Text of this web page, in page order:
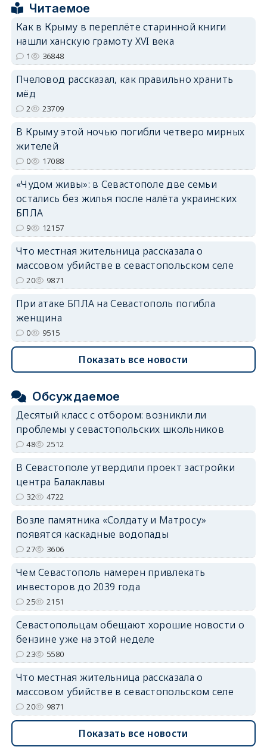
erid: 2SDnjdPjgYS
Читаемое
Как в Крыму в переплёте старинной книги
нашли ханскую грамоту XVI века
1 36848
Пчеловод рассказал, как правильно хранить
мёд
2 23709
В Крыму этой ночью погибли четверо мирных
жителей
0 17088
«Чудом живы»: в Севастополе две семьи
остались без жилья после налёта украинских
БПЛА
9 12157
Что местная жительница рассказала о
массовом убийстве в севастопольском селе
20 9871
При атаке БПЛА на Севастополь погибла
женщина
0 9515
Показать все новости
Обсуждаемое
Десятый класс с отбором: возникли ли
проблемы у севастопольских школьников
48 2512
В Севастополе утвердили проект застройки
центра Балаклавы
32 4722
Возле памятника «Солдату и Матросу»
появятся каскадные водопады
27 3606
Чем Севастополь намерен привлекать
инвесторов до 2039 года
25 2151
Севастопольцам обещают хорошие новости о
бензине уже на этой неделе
23 5580
Что местная жительница рассказала о
массовом убийстве в севастопольском селе
20 9871
Показать все новости